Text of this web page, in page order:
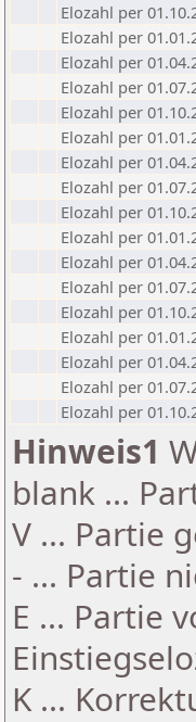
Elozahl per
Elozahl per
Elozahl per
Elozahl per
Elozahl per
Elozahl per
Elozahl per
Elozahl per
Elozahl per
Elozahl per
Elozahl per
Elozahl per
Elozahl per
Elozahl per
Elozahl per
Elozahl per
Elozahl per
Hinweis1
blank ...
V ... Partie
- ... Partie
E ... Partie
K ...